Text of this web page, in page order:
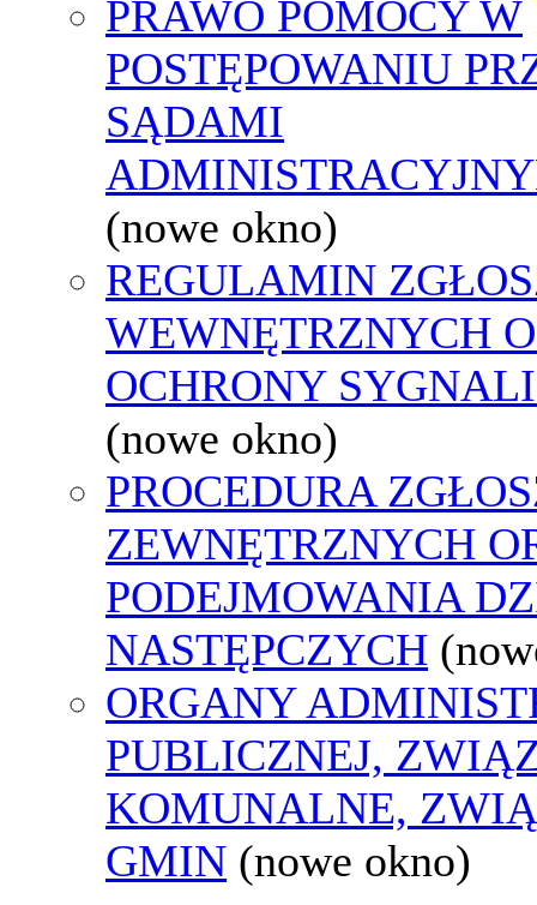
PRAWO POMOCY W
POSTĘPOWANIU
SĄDAMI
(nowe okno)
REGULAMIN
WEWNĘTRZNYCH
OCHRONY
(nowe okno)
PROCEDURA
ZEWNĘTRZNYCH
PODEJMOWANIA
NASTĘPCZYCH
ORGANY
PUBLICZNEJ,
KOMUNALNE,
GMIN (nowe okno)